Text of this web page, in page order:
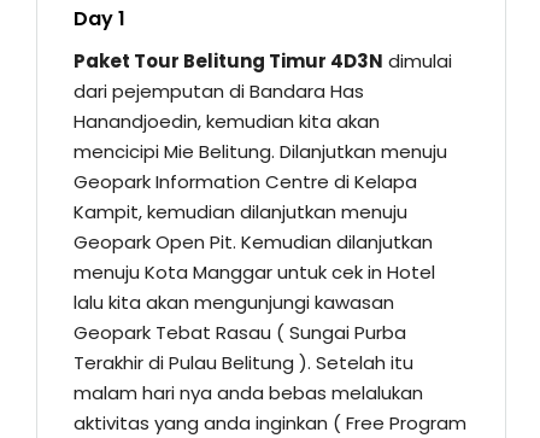
Day 1
Paket Tour Belitung Timur 4D3N dimulai
dari pejemputan di Bandara Has
Hanandjoedin, kemudian kita akan
mencicipi Mie Belitung. Dilanjutkan menuju
Geopark Information Centre di Kelapa
Kampit, kemudian dilanjutkan menuju
Geopark Open Pit. Kemudian dilanjutkan
menuju Kota Manggar untuk cek in Hotel
lalu kita akan mengunjungi kawasan
Geopark Tebat Rasau ( Sungai Purba
Terakhir di Pulau Belitung ). Setelah itu
malam hari nya anda bebas melalukan
aktivitas yang anda inginkan ( Free Program